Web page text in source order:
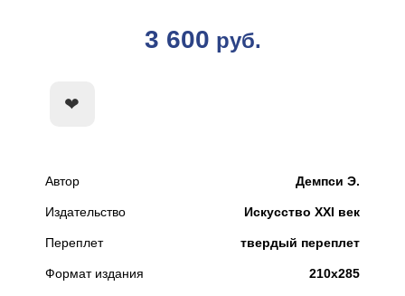
3 600 руб.
Автор Демпси Э.
Издательство Искусство XXI век
Переплет твердый переплет
Формат издания 210х285